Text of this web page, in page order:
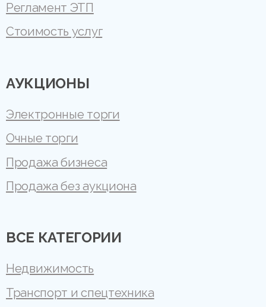
Регламент ЭТП
Стоимость услуг
АУКЦИОНЫ
Электронные торги
Очные торги
Продажа бизнеса
Продажа без аукциона
ВСЕ КАТЕГОРИИ
Недвижимость
Транспорт и спецтехника